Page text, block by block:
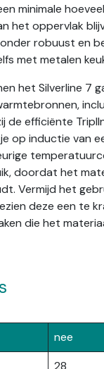
minimale
het oppervlak
robuust en
met metalen
het Silverline 7
de efficiënte
op inductie van
doordat het
Vermijd het
deze een te
die het
nee
28